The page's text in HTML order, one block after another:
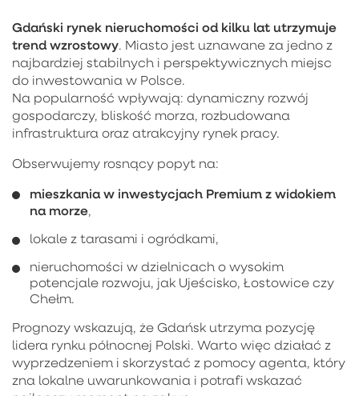
Gdański rynek nieruchomości od kilku lat utrzymuje
trend wzrostowy. Miasto jest uznawane za jedno z
najbardziej stabilnych i perspektywicznych miejsc
do inwestowania w Polsce.
Na popularność wpływają: dynamiczny rozwój
gospodarczy, bliskość morza, rozbudowana
infrastruktura oraz atrakcyjny rynek pracy.
Obserwujemy rosnący popyt na:
mieszkania w inwestycjach Premium z widokiem
na morze,
lokale z tarasami i ogródkami,
nieruchomości w dzielnicach o wysokim
potencjale rozwoju, jak Ujeścisko, Łostowice czy
Chełm.
Prognozy wskazują, że Gdańsk utrzyma pozycję
lidera rynku północnej Polski. Warto więc działać z
wyprzedzeniem i skorzystać z pomocy agenta, który
zna lokalne uwarunkowania i potrafi wskazać